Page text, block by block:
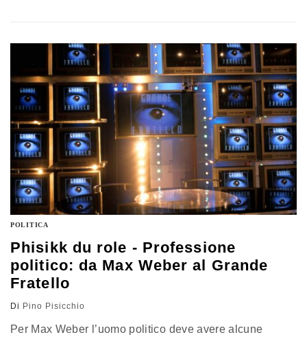
l’equilibrio tra accusa e difesa. Oggi il tema torna al
centro dello scontro politico e mediatico, con
un’opinione pubblica incline a limitare il potere dei pm,
percepiti come poco terzi. Il referendum, privo di
quorum, si annuncia quindi come una sfida aperta per
partiti e cittadini
POLITICA
Phisikk du role - Professione
politico: da Max Weber al Grande
Fratello
Di Pino Pisicchio
Per Max Weber l’uomo politico deve avere alcune